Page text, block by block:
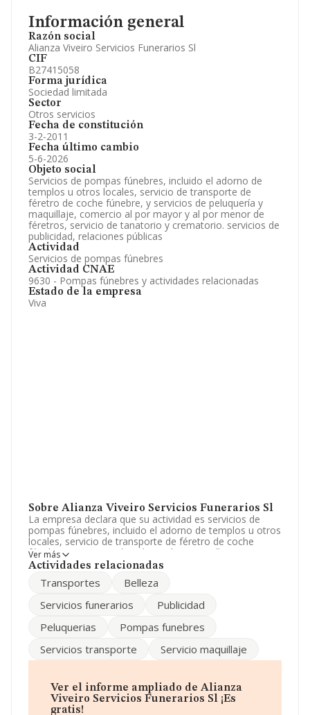
Información general
Razón social
Alianza Viveiro Servicios Funerarios Sl
CIF
B27415058
Forma jurídica
Sociedad limitada
Sector
Otros servicios
Fecha de constitución
3-2-2011
Fecha último cambio
5-6-2026
Objeto social
Servicios de pompas fúnebres, incluido el adorno de
templos u otros locales, servicio de transporte de
féretro de coche fúnebre, y servicios de peluquería y
maquillaje, comercio al por mayor y al por menor de
féretros, servicio de tanatorio y crematorio. servicios de
publicidad, relaciones públicas
Actividad
Servicios de pompas fúnebres
Actividad CNAE
9630 - Pompas fúnebres y actividades relacionadas
Estado de la empresa
Viva
Sobre Alianza Viveiro Servicios Funerarios Sl
La empresa declara que su actividad es servicios de
pompas fúnebres, incluido el adorno de templos u otros
locales, servicio de transporte de féretro de coche
fúnebre, y servicios de peluquería y maquillaje, comercio
al por mayor y al por menor de féretros, servicio de
relaciones públicas. La empresa aparece inscrita en el
actividad CNAE como '%cnae%', código 9630. La
teniendo en cuenta la información disponible en
INFORMA, ha dispuesto de un número de empleados
Dentro del ranking de empresas elaborado por
INFORMA, atendiendo a los niveles de facturación de la
Ver más
Actividades relacionadas
Transportes
Belleza
Servicios funerarios
Publicidad
Peluquerias
Pompas funebres
Servicios transporte
Servicio maquillaje
Ver el informe ampliado de Alianza
Viveiro Servicios Funerarios Sl ¡Es
gratis!
Información oficial y registral complementaria.